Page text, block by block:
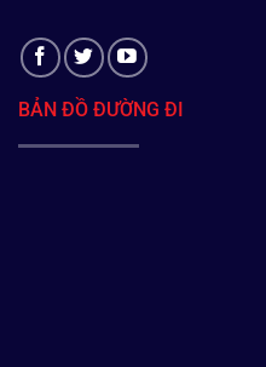
BẢN ĐỒ ĐƯỜNG ĐI